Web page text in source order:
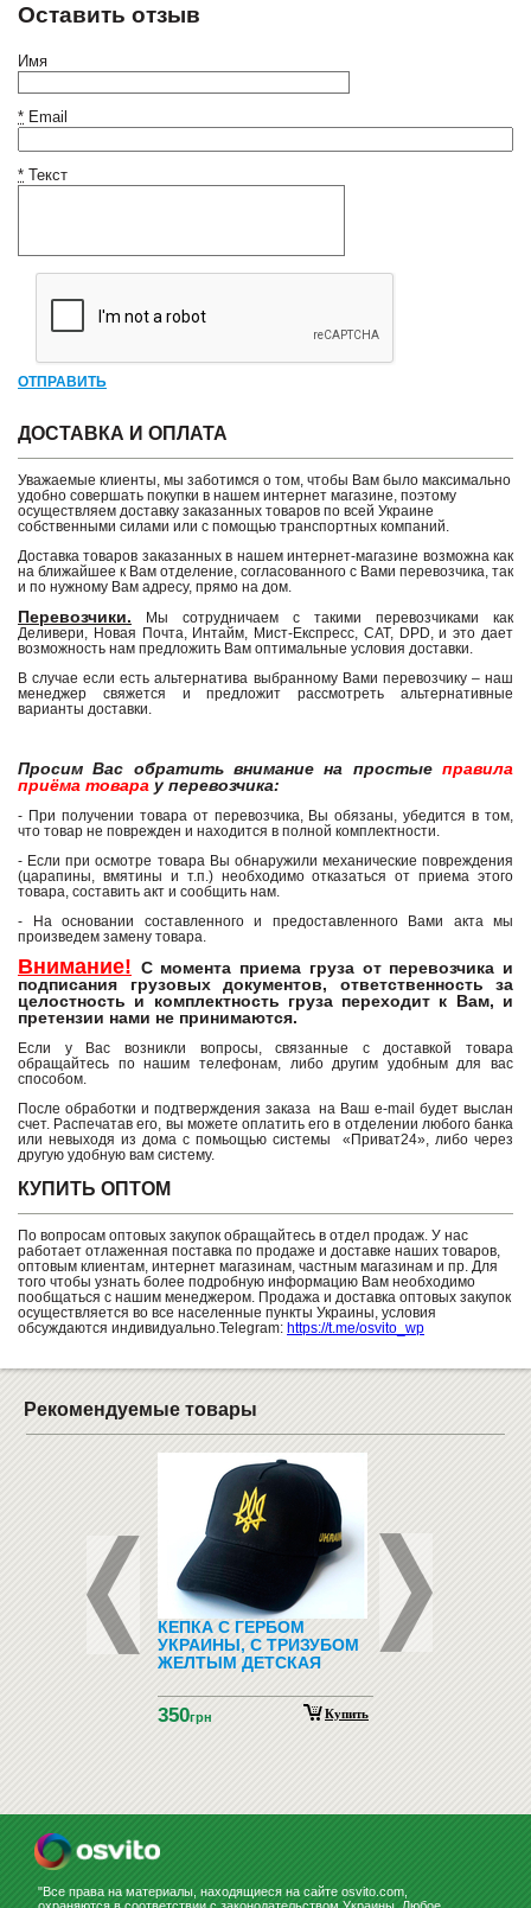
Оставить отзыв
Имя
* Email
* Текст
ОТПРАВИТЬ
ДОСТАВКА И ОПЛАТА
Уважаемые клиенты, мы заботимся о том, чтобы Вам было максимально
удобно совершать покупки в нашем интернет магазине, поэтому
осуществляем доставку заказанных товаров по всей Украине
собственными силами или с помощью транспортных компаний.
Доставка товаров заказанных в нашем интернет-магазине возможна как
на ближайшее к Вам отделение, согласованного с Вами перевозчика, так
и по нужному Вам адресу, прямо на дом.
Перевозчики. Мы сотрудничаем с такими перевозчиками как
Деливери, Новая Почта, Интайм, Мист-Експресс, САТ, DPD, и это дает
возможность нам предложить Вам оптимальные условия доставки.
В случае если есть альтернатива выбранному Вами перевозчику – наш
менеджер свяжется и предложит рассмотреть альтернативные
варианты доставки.
Просим Вас обратить внимание на простые правила
приёма товара у перевозчика:
- При получении товара от перевозчика, Вы обязаны, убедится в том,
что товар не поврежден и находится в полной комплектности.
- Если при осмотре товара Вы обнаружили механические повреждения
(царапины, вмятины и т.п.) необходимо отказаться от приема этого
товара, составить акт и сообщить нам.
- На основании составленного и предоставленного Вами акта мы
произведем замену товара.
Внимание! С момента приема груза от перевозчика и
подписания грузовых документов, ответственность за
целостность и комплектность груза переходит к Вам, и
претензии нами не принимаются.
Если у Вас возникли вопросы, связанные с доставкой товара
обращайтесь по нашим телефонам, либо другим удобным для вас
способом.
После обработки и подтверждения заказа на Ваш e-mail будет выслан
счет. Распечатав его, вы можете оплатить его в отделении любого банка
или невыходя из дома с помьощью системы «Приват24», либо через
другую удобную вам систему.
КУПИТЬ ОПТОМ
По вопросам оптовых закупок обращайтесь в отдел продаж. У нас
работает отлаженная поставка по продаже и доставке наших товаров,
оптовым клиентам, интернет магазинам, частным магазинам и пр. Для
того чтобы узнать более подробную информацию Вам необходимо
пообщаться с нашим менеджером. Продажа и доставка оптовых закупок
осуществляется во все населенные пункты Украины, условия
обсуждаются индивидуально.Telegram: https://t.me/osvito_wp
Рекомендуемые товары
КЕПКА С ГЕРБОМ
УКРАИНЫ, С ТРИЗУБОМ
ЖЕЛТЫМ ДЕТСКАЯ
350грн Купить
ПЛАНЕР НА
МАГН. В АЛЮМИН.
"Все права на материалы, находящиеся на сайте osvito.com,